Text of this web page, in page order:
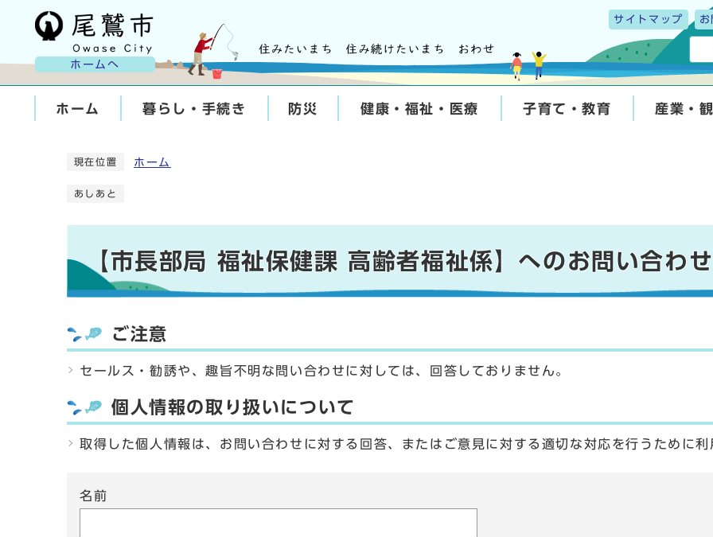
ホームへ
サイトマップ
ホーム 暮らし・手続き 防災 健康・福祉・医療 子育て・教育 産業・
現在位置 ホーム
あしあと
【市長部局 福祉保健課 高齢者福祉係】へのお問い合わせ
ご注意
セールス・勧誘や、趣旨不明な問い合わせに対しては、回答しておりません。
個人情報の取り扱いについて
取得した個人情報は、お問い合わせに対する回答、またはご意見に対する適切な対応を行うために
名前